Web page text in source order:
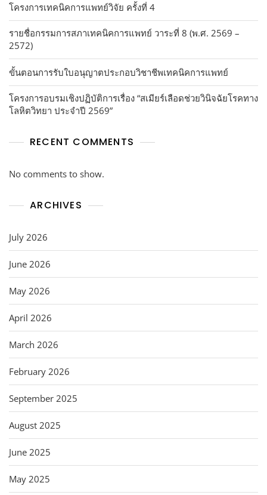
โครงการเทคนิคการแพทย์วิจัย ครั้งที่ 4
รายชื่อกรรมการสภาเทคนิคการแพทย์ วาระที่ 8 (พ.ศ. 2569 –
2572)
ขั้นตอนการรับใบอนุญาตประกอบวิชาชีพเทคนิคการแพทย์
โครงการอบรมเชิงปฏิบัติการเรื่อง “สเมียร์เลือดช่วยวินิจฉัยโรคทาง
โลหิตวิทยา ประจำปี 2569”
RECENT COMMENTS
No comments to show.
ARCHIVES
July 2026
June 2026
May 2026
April 2026
March 2026
February 2026
September 2025
August 2025
June 2025
May 2025